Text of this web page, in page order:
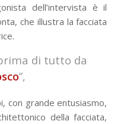
dell’intervista è il
che illustra la facciata
di tutto da
”,
con grande entusiasmo,
della facciata,